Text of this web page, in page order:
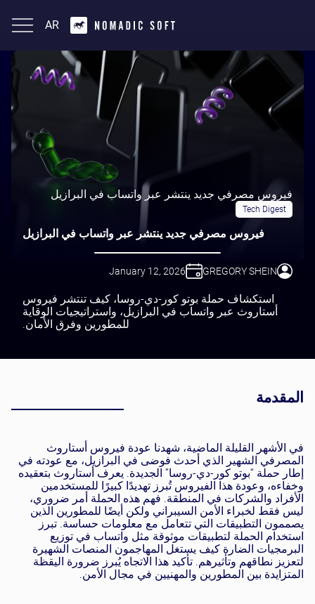
AR
English
فيروس مصرفي جديد ينتشر عبر واتساب في البرازيل
Tech Digest
فيروس مصرفي جديد ينتشر عبر واتساب في البرازيل
GREGORY SHEIN
January 12, 2026
استكشاف حملة بوتو كور-دي-روسا، كيف تنتشر فيروس
أستاروث عبر واتساب في البرازيل، واستراتيجيات الوقاية
للمطورين وفرق الأمان.
المقدمة
في الأشهر القليلة الماضية، شهدنا عودة فيروس أستاروث
المصرفي الشهير الذي أحدث فوضى في البرازيل، مع عودته في
إطار حملة “بوتو كور-دي-روسا” الجديدة. يعرف أستاروث بتعقيده
وخفاءه، وعودة هذا الفيروس تُبرز تهديدًا كبيرًا للمستخدمين
الأفراد والشركات في المنطقة. فهم هذه الحملة أمر ضروري،
ليس فقط لخبراء الأمن السيبراني ولكن أيضًا للمطورين الذين
يصممون التطبيقات التي تتعامل مع معلومات حساسة. تبرز
استخدام الحملة لتطبيقات موثوقة مثل واتساب في توزيع
البرمجيات الضارة كيف يستغل المهاجمون المنصات الشهيرة
لتعزيز نطاقهم وتأثيرهم. تأكيد هذا الاتجاه يُبرز ضرورة اليقظة
المتزايدة بين المطورين والمهنيين في مجال الأمن.